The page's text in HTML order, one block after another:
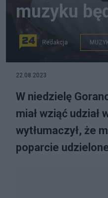
muzyku
Redakcja
22.08.2023
W niedzielę
miał wziąć
wytłumaczył, że
poparcie